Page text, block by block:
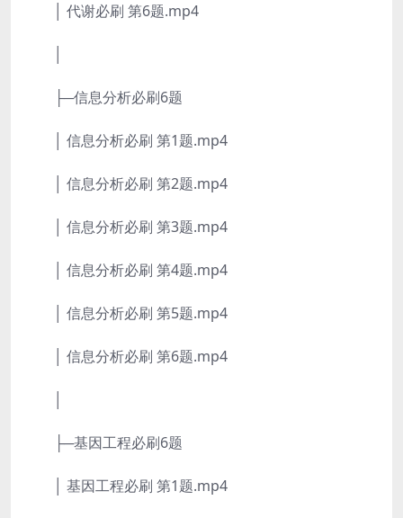
│ 代谢必刷 第6题.mp4
├─信息分析必刷6题
│ 信息分析必刷 第1题.mp4
│ 信息分析必刷 第2题.mp4
│ 信息分析必刷 第3题.mp4
│ 信息分析必刷 第4题.mp4
│ 信息分析必刷 第5题.mp4
│ 信息分析必刷 第6题.mp4
├─基因工程必刷6题
│ 基因工程必刷 第1题.mp4